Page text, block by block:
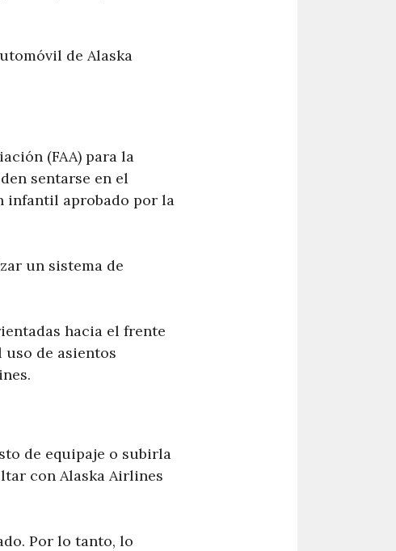
de Alaska
(FAA) para la
sentarse en el
infantil aprobado por la
un sistema de
hacia el frente
de asientos
de equipaje o subirla
con Alaska Airlines
Por lo tanto, lo